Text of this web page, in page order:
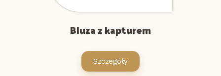
Bluza z kapturem
Szczegóły